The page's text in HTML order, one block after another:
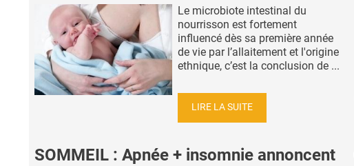
Le microbiote intestinal du
nourrisson est fortement
influencé dès sa première année
de vie par l’allaitement et l'origine
ethnique, c’est la conclusion de ...
LIRE LA SUITE
SOMMEIL : Apnée + insomnie annoncent